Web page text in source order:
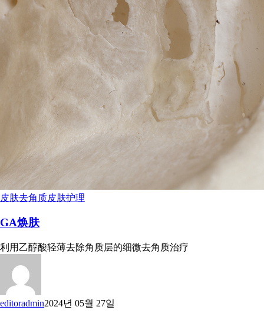
皮肤去角质皮肤护理
GA焕肤
利用乙醇酸轻薄去除角质层的细微去角质治疗
editoradmin2024년 05월 27일